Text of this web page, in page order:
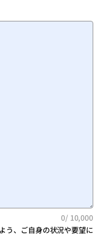
0/ 10,000
う、ご自身の状況や要望に